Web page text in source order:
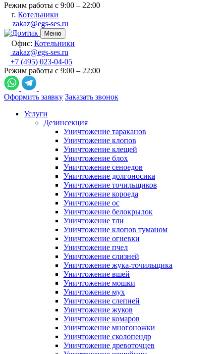
Режим работы с 9:00 – 22:00
г. Котельники
zakaz@egs-ses.ru
Меню
Офис: Котельники
zakaz@egs-ses.ru
+7 (495) 023-04-05
Режим работы с 9:00 – 22:00
Оформить заявку Заказать звонок
Услуги
Дезинсекция
Уничтожение тараканов
Уничтожение клопов
Уничтожение клещей
Уничтожение блох
Уничтожение сеноедов
Уничтожение долгоносика
Уничтожение точильщиков
Уничтожение короеда
Уничтожение ос
Уничтожение белокрылок
Уничтожение тли
Уничтожение клопов туманом
Уничтожение огневки
Уничтожение пчел
Уничтожение слизней
Уничтожение жука-точильщика
Уничтожение вшей
Уничтожение мошки
Уничтожение мух
Уничтожение слепней
Уничтожение жуков
Уничтожение комаров
Уничтожение многоножки
Уничтожение сколопендр
Уничтожение древоточцев